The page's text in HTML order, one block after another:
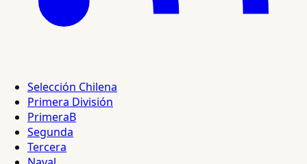
Selección Chilena
Primera División
PrimeraB
Segunda
Tercera